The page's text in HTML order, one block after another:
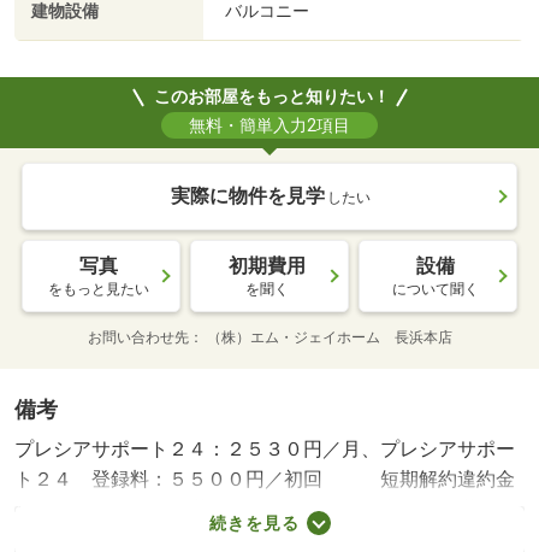
建物設備 バルコニー
このお部屋をもっと知りたい！
無料・簡単入力2項目
実際に物件を見学 したい
写真
をもっと見たい
初期費用
を聞く
設備
について聞く
お問い合わせ先 （株）エム・ジェイホーム 長浜本店
備考
プレシアサポート２４：２５３０円／月、プレシアサポー
ト２４ 登録料：５５００円／初回 短期解約違約金
有 ２ヵ月（１年未満） １ヵ月（１年以上２年未満）・
賃貸保証等：加入要（オリコフォレントインシュア利用必
続きを見る